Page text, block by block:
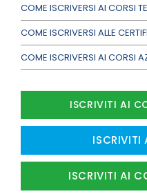
COME ISCRIVERSI AI CORSI
COME ISCRIVERSI ALLE
COME ISCRIVERSI AI CORSI
ISCRIVITI AI
ISCRIVITI
ISCRIVITI AI